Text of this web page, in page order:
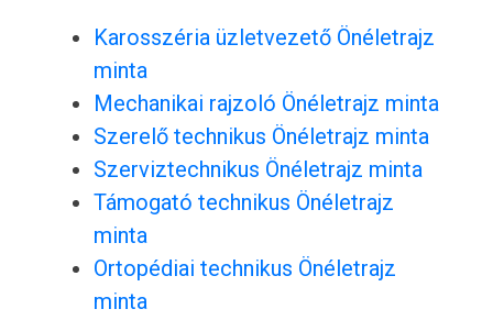
Karosszéria üzletvezető Önéletrajz
minta
Mechanikai rajzoló Önéletrajz minta
Szerelő technikus Önéletrajz minta
Szerviztechnikus Önéletrajz minta
Támogató technikus Önéletrajz
minta
Ortopédiai technikus Önéletrajz
minta